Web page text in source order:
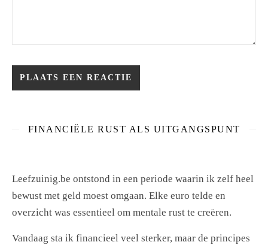
FINANCIËLE RUST ALS UITGANGSPUNT
Leefzuinig.be ontstond in een periode waarin ik zelf heel
bewust met geld moest omgaan. Elke euro telde en
overzicht was essentieel om mentale rust te creëren.
Vandaag sta ik financieel veel sterker, maar de principes